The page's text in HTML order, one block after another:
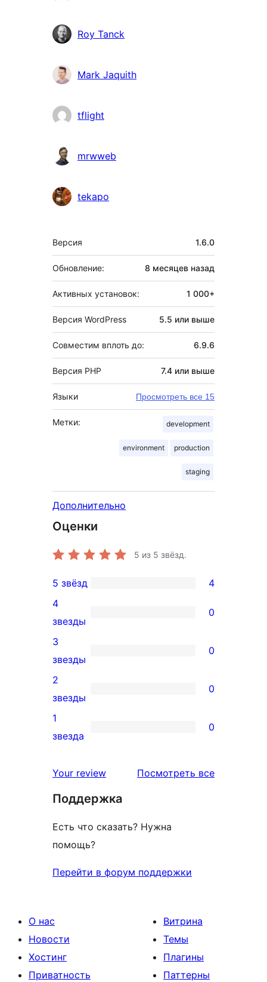
Roy Tanck
Mark Jaquith
tflight
mrwweb
tekapo
Мета
Версия 1.6.0
Обновление: 8 месяцев назад
Активных установок: 1 000+
Версия WordPress 5.5 или выше
Совместим вплоть до: 6.9.6
Версия PHP 7.4 или выше
Языки Просмотреть все 15
Метки: development
environment production
staging
Дополнительно
Оценки
5 из 5 звёзд.
4
5-
звездный
отзыв
5 звёзд 4
0
4-
звездный
отзыв
4
звезды
0
0
3-
звездный
отзыв
3
звезды
0
0
2-
звездный
2
звезды
0
0
звездный
1
звезда
0
Your review Посмотреть всеотзывы
Поддержка
Есть что сказать? Нужна
помощь?
Перейти в форум поддержки
О нас
Новости
Хостинг
Приватность
Витрина
Темы
Плагины
Паттерны